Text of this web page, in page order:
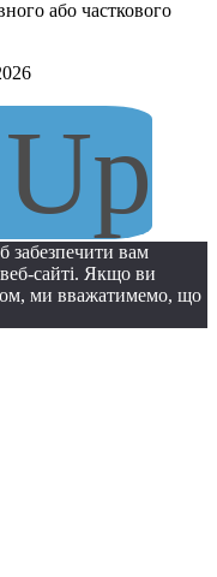
або часткового
вам
сайті. Якщо ви
ми вважатимемо, що